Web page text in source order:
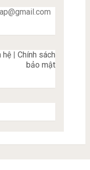
hệ |Chính sách
bảo mật